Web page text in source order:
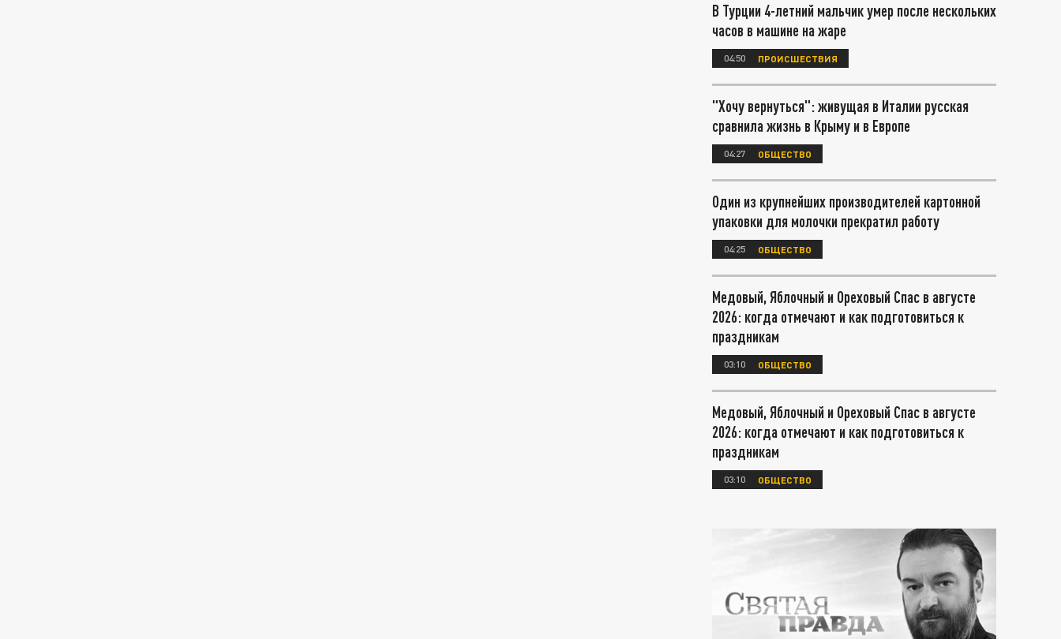
В Турции 4-летний мальчик умер после нескольких
часов в машине на жаре
04:50 ПРОИСШЕСТВИЯ
"Хочу вернуться": живущая в Италии русская
сравнила жизнь в Крыму и в Европе
04:27 ОБЩЕСТВО
Один из крупнейших производителей картонной
упаковки для молочки прекратил работу
04:25 ОБЩЕСТВО
Медовый, Яблочный и Ореховый Спас в августе
2026: когда отмечают и как подготовиться к
праздникам
03:10 ОБЩЕСТВО
Медовый, Яблочный и Ореховый Спас в августе
2026: когда отмечают и как подготовиться к
праздникам
03:10 ОБЩЕСТВО